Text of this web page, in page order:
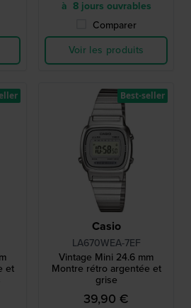
à 8 jours ouvrables
Comparer
Voir les produits
et
Casio
LA670WEA-7EF
Vintage Mini 24.6 mm
Montre rétro argentée et
grise
39,90 €
Best-seller